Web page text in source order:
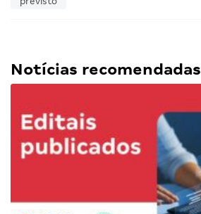
Notícias recomendadas